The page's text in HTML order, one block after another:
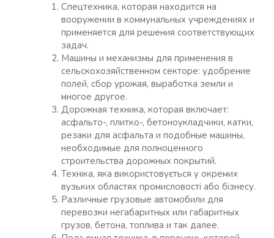
Спецтехника, которая находится на
вооружении в коммунальных учреждениях и
применяется для решения соответствующих
задач.
Машины и механизмы для применения в
сельскохозяйственном секторе: удобрение
полей, сбор урожая, выработка земли и
многое другое.
Дорожная техника, которая включает:
асфальто-, плитко-, бетоноукладчики, катки,
резаки для асфальта и подобные машины,
необходимые для полноценного
строительства дорожных покрытий.
Техніка, яка використовується у окремих
вузьких областях промисловості або бізнесу.
Различные грузовые автомобили для
перевозки негабаритных или габаритных
грузов, бетона, топлива и так далее.